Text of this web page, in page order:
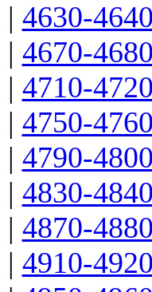
| 4630-
| 4670-
| 4710-
| 4750-
| 4790-
| 4830-
| 4870-
| 4910-